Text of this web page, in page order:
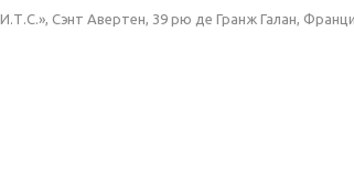
Сэнт Авертен, 39 рю де Гранж Галан,